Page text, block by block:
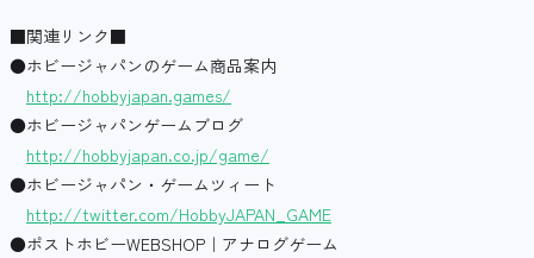
■関連リンク■
●ホビージャパンのゲーム商品案内
http://hobbyjapan.games/
●ホビージャパンゲームブログ
http://hobbyjapan.co.jp/game/
●ホビージャパン・ゲームツィート
http://twitter.com/HobbyJAPAN_GAME
●ポストホビーWEBSHOP｜アナログゲーム